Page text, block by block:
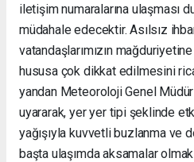
iletişim numaralarına ulaşması
müdahale edecektir. Asılsız
vatandaşlarımızın
hususa çok dikkat edilmesini
yandan Meteoroloji Genel
uyararak, yer yer tipi şeklinde
yağışıyla kuvvetli buzlanma ve
başta ulaşımda aksamalar